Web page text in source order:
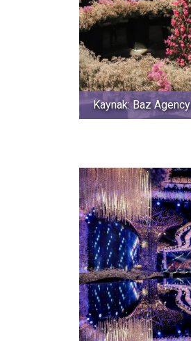
Kaynak: Baz Agency